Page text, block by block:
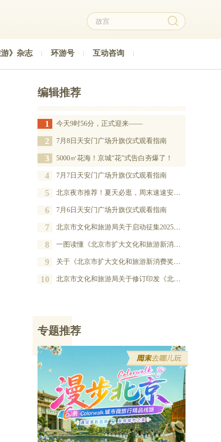
》杂志 环游号 互动咨询
编辑推荐
1 今天9时56分，正式迎来——
2 7月8日天安门广场升旗仪式观看指南
3 5000㎡花海！京城“花”式告白夯爆了！
4 7月7日天安门广场升旗仪式观看指南
5 北京夜市推荐！夏天必逛，周末速速安排——
6 7月6日天安门广场升旗仪式观看指南
7 北京市文化和旅游局关于启动征集2025年度北京市扩大文化和旅游新消费奖励项目的公告
8 一图读懂《北京市扩大文化和旅游新消费奖励办法》
9 关于《北京市扩大文化和旅游新消费奖励办法》的政策解读
10 北京市文化和旅游局关于修订印发《北京市扩大文化和旅游新消费奖励办法》的通知
专题推荐